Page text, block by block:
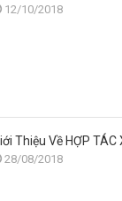
12/10/2018
Thiệu Về HỢP TÁC
28/08/2018